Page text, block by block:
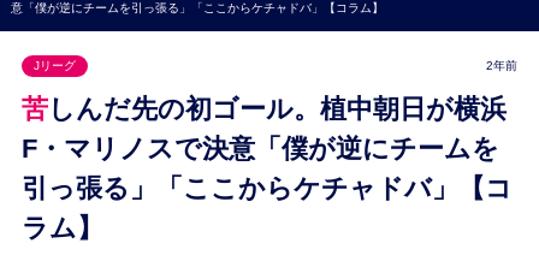
プレミアリーグ
セリエA
ブンデスリーガ
UEFA
ナショナルチーム
意「僕が逆にチームを引っ張る」「ここからケチャドバ」【コラム】
Jリーグ 2年前
苦しんだ先の初ゴール。植中朝日が横浜
F・マリノスで決意「僕が逆にチームを
引っ張る」「ここからケチャドバ」【コ
ラム】